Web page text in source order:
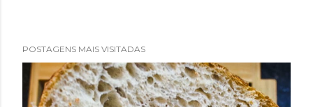
POSTAGENS MAIS VISITADAS